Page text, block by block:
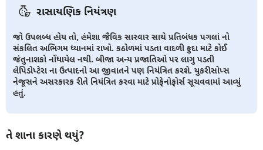
રાસાયણિક નિયંત્રણ
જો ઉપલબ્ધ હોય તો, હંમેશા જૈવિક સારવાર સાથે પ્રતિબંધક પગલાં નો
સંકલિત અભિગમ ધ્યાનમાં રાખો. કઠોળમાં પડતા વાદળી ફુદા માટે કોઈ
જંતુનાશકો નોંધાયેલ નથી. બીજા અન્ય પ્રજાતિઓ પર લાગુ પડતી
લેપિડોપ્ટેરા ના ઉત્પાદનો આ જીવાતને પણ નિયંત્રિત કરશે. યુકરીસોપ્સ
નેજૂસને અસરકારક રીતે નિયંત્રિત કરવા માટે પ્રોફેનોફોર્સ સૂચવવામાં આવ્યું
હતું.
તે શાના કારણે થયું?